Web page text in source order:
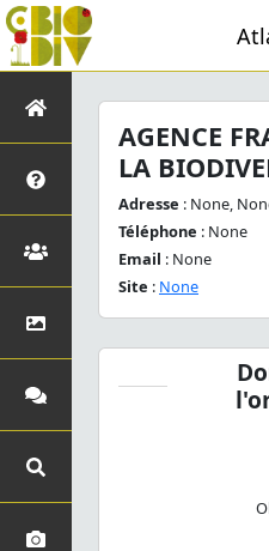
AGENCE
LA
Adresse : None,
Téléphone : None
Email : None
Site : None